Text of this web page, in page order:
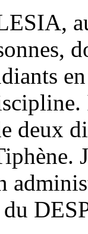
deux